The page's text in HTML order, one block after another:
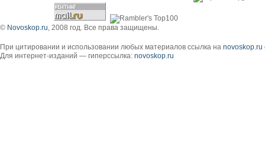
© Novoskop.ru, 2008 год. Все права защищены.
При цитировании и использовании любых материалов ссылка на novoskop.ru
Для интернет-изданий — гиперссылка: novoskop.ru